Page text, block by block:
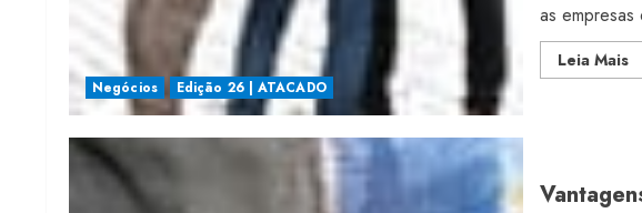
Negócios Edição 26 | ATACADO
as
Leia Mais